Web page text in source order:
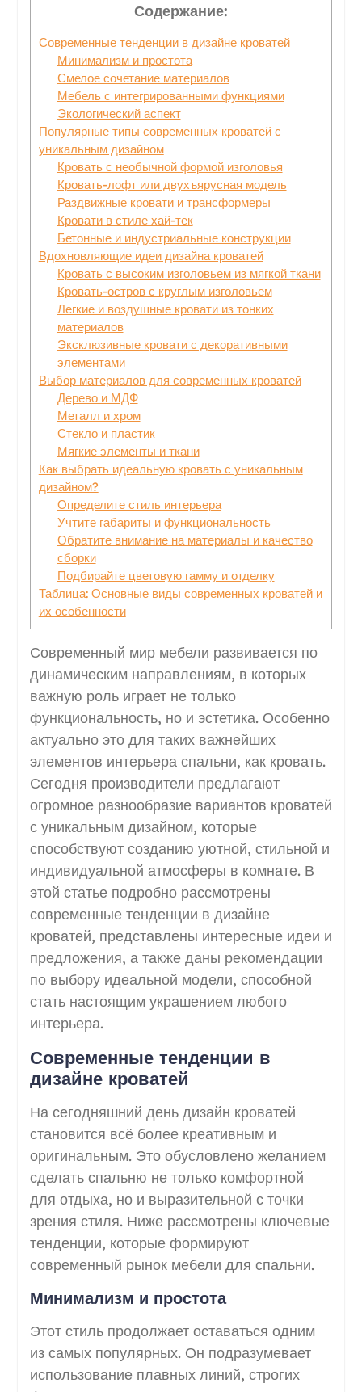
Содержание:
Современные тенденции в дизайне кроватей
Минимализм и простота
Смелое сочетание материалов
Мебель с интегрированными функциями
Экологический аспект
Популярные типы современных кроватей с
уникальным дизайном
Кровать с необычной формой изголовья
Кровать-лофт или двухъярусная модель
Раздвижные кровати и трансформеры
Кровати в стиле хай-тек
Бетонные и индустриальные конструкции
Вдохновляющие идеи дизайна кроватей
Кровать с высоким изголовьем из мягкой ткани
Кровать-остров с круглым изголовьем
Легкие и воздушные кровати из тонких
материалов
Эксклюзивные кровати с декоративными
элементами
Выбор материалов для современных кроватей
Дерево и МДФ
Металл и хром
Стекло и пластик
Мягкие элементы и ткани
Как выбрать идеальную кровать с уникальным
дизайном?
Определите стиль интерьера
Учтите габариты и функциональность
Обратите внимание на материалы и качество
сборки
Подбирайте цветовую гамму и отделку
Таблица: Основные виды современных кроватей и
их особенности
Современный мир мебели развивается по
динамическим направлениям, в которых
важную роль играет не только
функциональность, но и эстетика. Особенно
актуально это для таких важнейших
элементов интерьера спальни, как кровать.
Сегодня производители предлагают
огромное разнообразие вариантов кроватей
с уникальным дизайном, которые
способствуют созданию уютной, стильной и
индивидуальной атмосферы в комнате. В
этой статье подробно рассмотрены
современные тенденции в дизайне
кроватей, представлены интересные идеи и
предложения, а также даны рекомендации
по выбору идеальной модели, способной
стать настоящим украшением любого
интерьера.
Современные тенденции в
дизайне кроватей
На сегодняшний день дизайн кроватей
становится всё более креативным и
оригинальным. Это обусловлено желанием
сделать спальню не только комфортной
для отдыха, но и выразительной с точки
зрения стиля. Ниже рассмотрены ключевые
тенденции, которые формируют
современный рынок мебели для спальни.
Минимализм и простота
Этот стиль продолжает оставаться одним
из самых популярных. Он подразумевает
использование плавных линий, строгих